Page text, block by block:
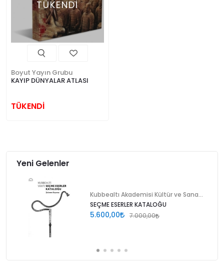
TÜKENDİ
Boyut Yayın Grubu
KAYIP DÜNYALAR ATLASI
TÜKENDİ
Yeni Gelenler
SEÇME ESERLER KATALOĞU
5.600,00 7.000,00